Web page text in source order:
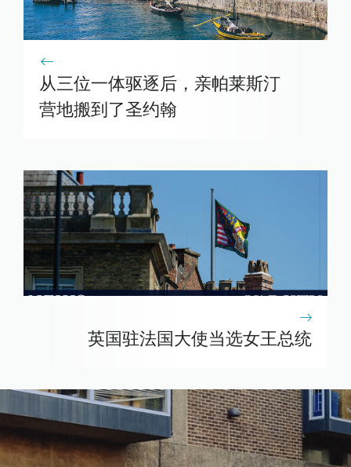
从三位一体驱逐后，亲帕莱斯汀
营地搬到了圣约翰
英国驻法国大使当选女王总统